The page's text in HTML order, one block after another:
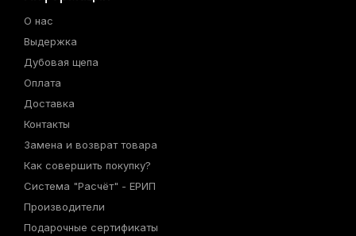
О нас
Выдержка
Дубовая щепа
Оплата
Доставка
Контакты
Замена и возврат товара
Как совершить покупку?
Система "Расчёт" - ЕРИП
Производители
Подарочные сертификаты